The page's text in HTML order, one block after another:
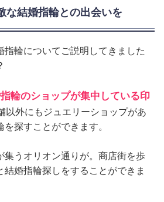
な結婚指輪との出会いを
指輪についてご説明してきました
輪のショップが集中している印
以外にもジュエリーショップがあ
探すことができます。
集うオリオン通りが。商店街を歩
結婚指輪探しをすることができま